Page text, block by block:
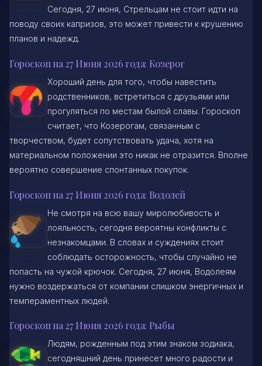
Сегодня, 27 июня, Стрельцам не стоит идти на
поводу своих капризов, это может привести к крушению
планов и надежд.
Гороскоп на 27 Июня 2026 года: Козерог
Хороший день для того, чтобы навестить
родственников, встретиться с друзьями или
прогуляться по местам былой славы. Гороскоп
считает, что Козерогам, связанным с
творчеством, будет сопутствовать удача, хотя на
материальном положении это никак не отразится. Вполне
вероятно совершение спонтанных покупок.
Гороскоп на 27 Июня 2026 года: Водолей
Не смотря на всю вашу миролюбивость и
лояльность, сегодня вероятны конфликты с
незнакомцами. В словах и суждениях стоит
соблюдать осторожность, чтобы случайно не
попасть на чужой крючок. Сегодня, 27 июня, Водолеям
нужно воздержаться от компании слишком энергичных и
темпераментных людей.
Гороскоп на 27 Июня 2026 года: Рыбы
Людям, рожденным под этим знаком зодиака,
сегодняшний день принесет много радости и